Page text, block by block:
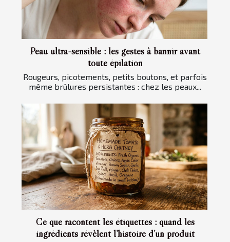
Peau ultra-sensible : les gestes à bannir avant
toute épilation
Rougeurs, picotements, petits boutons, et parfois
même brûlures persistantes : chez les peaux...
Ce que racontent les étiquettes : quand les
ingrédients révèlent l’histoire d’un produit